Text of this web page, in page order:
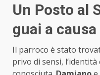
Un Posto al
guai a
Il parroco è stato
privo di sensi,